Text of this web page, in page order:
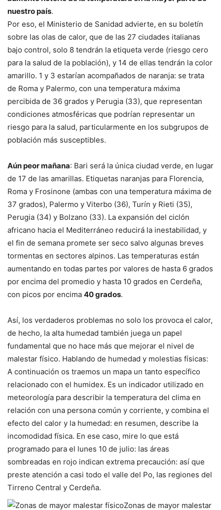
nuestro país.
Por eso, el Ministerio de Sanidad advierte, en su boletín
sobre las olas de calor, que de las 27 ciudades italianas
bajo control, solo 8 tendrán la etiqueta verde (riesgo cero
para la salud de la población), y 14 de ellas tendrán la color
amarillo. 1 y 3 estarían acompañados de naranja: se trata
de Roma y Palermo, con una temperatura máxima
percibida de 36 grados y Perugia (33), que representan
condiciones atmosféricas que podrían representar un
riesgo para la salud, particularmente en los subgrupos de
población más susceptibles.
Aún peor mañana: Bari será la única ciudad verde, en lugar
de 17 de las amarillas. Etiquetas naranjas para Florencia,
Roma y Frosinone (ambas con una temperatura máxima de
37 grados), Palermo y Viterbo (36), Turín y Rieti (35),
Perugia (34) y Bolzano (33). La expansión del ciclón
africano hacia el Mediterráneo reducirá la inestabilidad, y
el fin de semana promete ser seco salvo algunas breves
tormentas en sectores alpinos. Las temperaturas están
aumentando en todas partes por valores de hasta 6 grados
por encima del promedio y hasta 10 grados en Cerdeña,
con picos por encima 40 grados.
Así, los verdaderos problemas no solo los provoca el calor,
de hecho, la alta humedad también juega un papel
fundamental que no hace más que mejorar el nivel de
malestar físico. Hablando de humedad y molestias físicas:
A continuación os traemos un mapa un tanto específico
relacionado con el humidex. Es un indicador utilizado en
meteorología para describir la temperatura del clima en
relación con una persona común y corriente, y combina el
efecto del calor y la humedad: en resumen, describe la
incomodidad física. En ese caso, mire lo que está
programado para el lunes 10 de julio: las áreas
sombreadas en rojo indican extrema precaución: así que
preste atención a casi todo el valle del Po, las regiones del
Tirreno Central y Cerdeña.
Zonas de mayor malestar